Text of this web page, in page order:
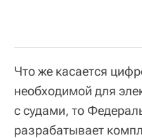
Что же касается
необходимой для
с судами, то
разрабатывает